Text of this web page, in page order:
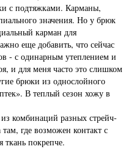
с подтяжками. Карманы,
значения. Но у брюк
карман для
еще добавить, что сейчас
- с одинарным утеплением и
и для меня часто это слишком
брюки из однослойного
В теплый сезон хожу в
комбинаций разных стрейч-
там, где возможен контакт с
ткань покрепче.